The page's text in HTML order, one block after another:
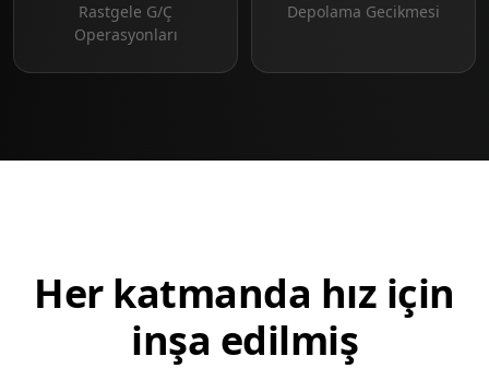
Rastgele G/Ç
Operasyonları
Depolama Gecikmesi
Her katmanda hız için
inşa edilmiş